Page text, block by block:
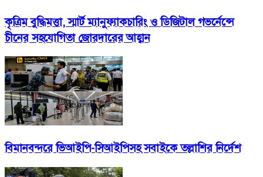
কৃত্রিম বুদ্ধিমত্তা, স্মার্ট ম্যানুফ্যাকচারিং ও ডিজিটাল গভর্নেন্সে
চীনের সহযোগিতা জোরদারের আহ্বান
বিমানবন্দরে ভিআইপি-সিআইপিসহ সবাইকে তল্লাশির নির্দেশ